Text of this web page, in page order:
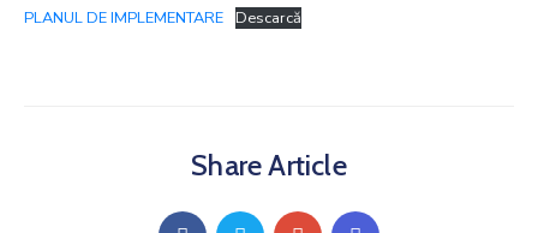
PLANUL DE IMPLEMENTARE
Descarcă
Share Article